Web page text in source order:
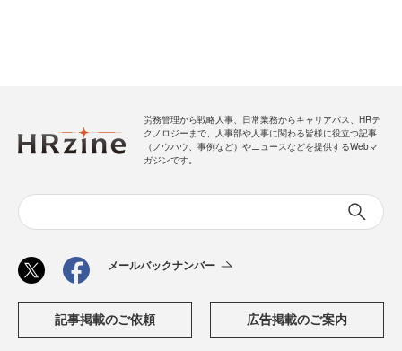
労務管理から戦略人事、日常業務からキャリアパス、HRテ
クノロジーまで、人事部や人事に関わる皆様に役立つ記事
（ノウハウ、事例など）やニュースなどを提供するWebマ
ガジンです。
メールバックナンバー
記事掲載のご依頼 広告掲載のご案内